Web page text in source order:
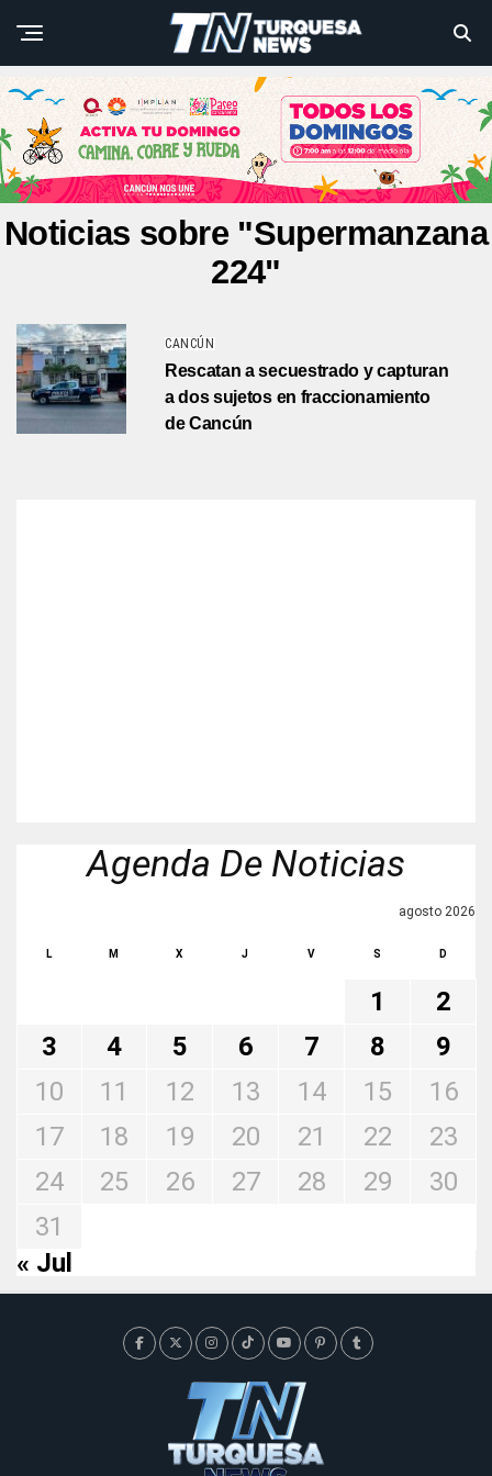
Noticias sobre "Supermanzana
224"
CANCÚN
Rescatan a secuestrado y capturan
a dos sujetos en fraccionamiento
de Cancún
Agenda De Noticias
agosto 2026
L M X J V S D
1
2
3
4 5 6 7 8
9
10
11 12 13 14 15
16
17
18 19 20 21 22
23
24
25 26 27 28 29
30
31
« Jul